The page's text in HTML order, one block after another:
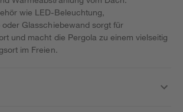
wie LED-Beleuchtung,
Glasschiebewand sorgt für
und macht die Pergola zu einem vielseitig
im Freien.